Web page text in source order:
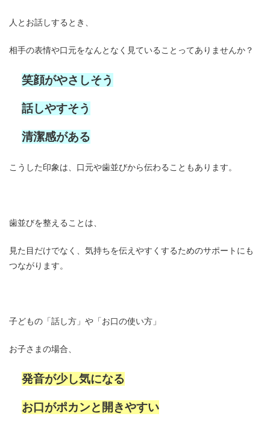
人とお話しするとき、
相手の表情や口元をなんとなく見ていることってありませんか？
笑顔がやさしそう
話しやすそう
清潔感がある
こうした印象は、口元や歯並びから伝わることもあります。
歯並びを整えることは、
見た目だけでなく、気持ちを伝えやすくするためのサポートにも
つながります。
子どもの「話し方」や「お口の使い方」
お子さまの場合、
発音が少し気になる
お口がポカンと開きやすい